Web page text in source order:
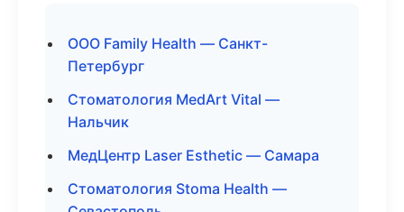
ООО Family Health — Санкт-
Петербург
Стоматология MedArt Vital —
Нальчик
МедЦентр Laser Esthetic — Самара
Стоматология Stoma Health —